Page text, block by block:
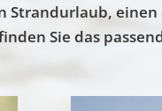
Strandurlaub,
Sie das